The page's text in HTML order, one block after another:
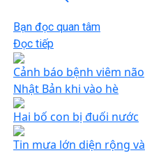
Bạn đọc quan tâm
Đọc tiếp
Cảnh báo bệnh viêm não
Nhật Bản khi vào hè
Hai bố con bị đuối nước
Tin mưa lớn diện rộng và